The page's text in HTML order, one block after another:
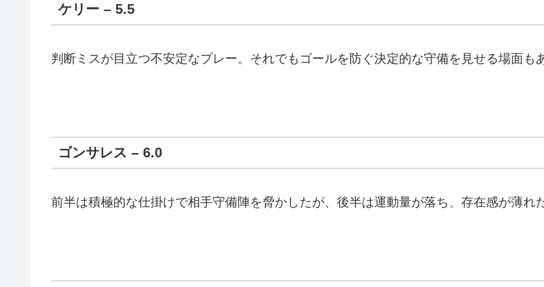
ケリー – 5.5
判断ミスが目立つ不安定なプレー。それでもゴールを防ぐ決定的な守備を見せる場面も
ゴンサレス – 6.0
前半は積極的な仕掛けで相手守備陣を脅かしたが、後半は運動量が落ち、存在感が薄れた